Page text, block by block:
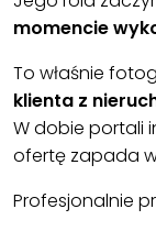
momencie
To właśnie
klienta z
W dobie portali
ofertę zapada
Profesjonalnie